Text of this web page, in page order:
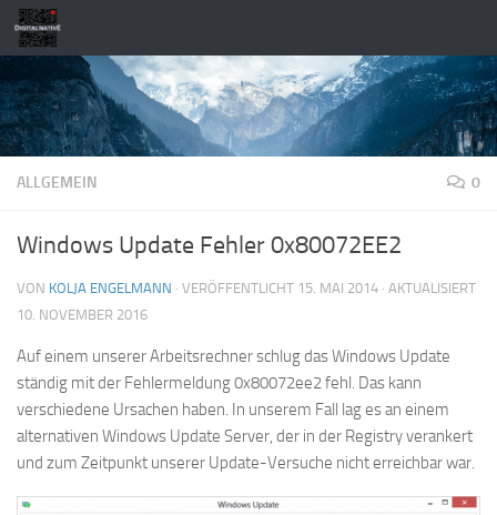
Zum Inhalt springen
ALLGEMEIN 0
Windows Update Fehler 0x80072EE2
VON KOLJA ENGELMANN · VERÖFFENTLICHT 15. MAI 2014 · AKTUALISIERT
10. NOVEMBER 2016
Auf einem unserer Arbeitsrechner schlug das Windows Update
ständig mit der Fehlermeldung 0x80072ee2 fehl. Das kann
verschiedene Ursachen haben. In unserem Fall lag es an einem
alternativen Windows Update Server, der in der Registry verankert
und zum Zeitpunkt unserer Update-Versuche nicht erreichbar war.